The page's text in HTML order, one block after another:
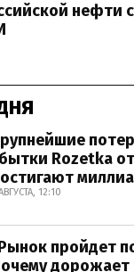
нефти
Rozetka
12:10
пройдет
дорожает